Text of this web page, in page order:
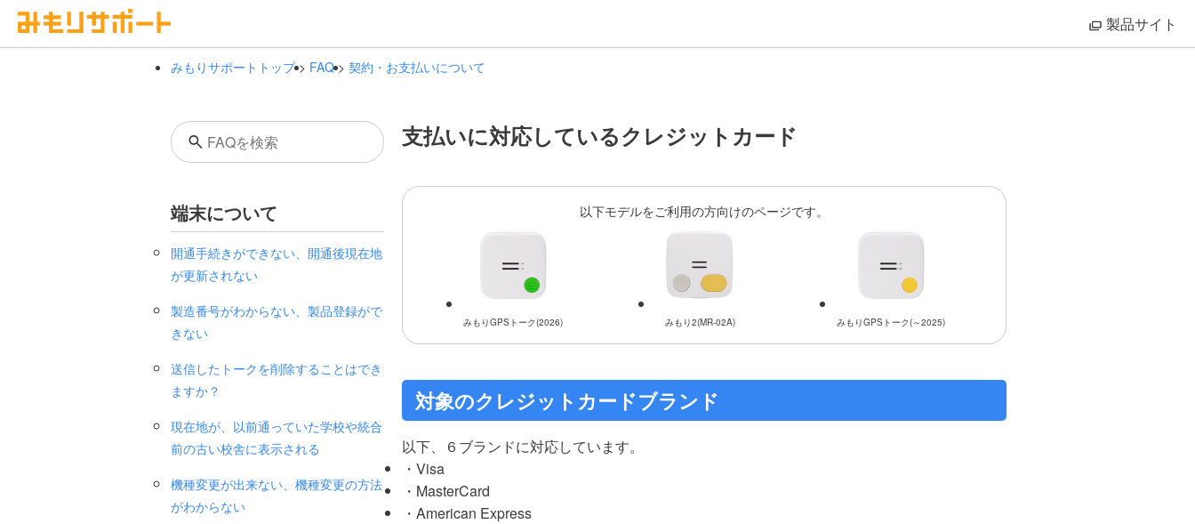
製品サイト
みもりサポートトップ> FAQ> 契約・お支払いについて
支払いに対応しているクレジットカード
以下モデルをご利用の方向けのページです。
みもりGPSトーク(2026) みもり2(MR-02A) みもりGPSトーク(～2025)
対象のクレジットカードブランド
以下、６ブランドに対応しています。
・Visa
・MasterCard
・American Express
検索
端末について
開通手続きができない、開通後現在地
が更新されない
製造番号がわからない、製品登録がで
きない
送信したトークを削除することはでき
ますか？
現在地が、以前通っていた学校や統合
前の古い校舎に表示される
機種変更が出来ない、機種変更の方法
がわからない